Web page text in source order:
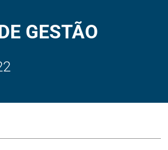
GESTÃO